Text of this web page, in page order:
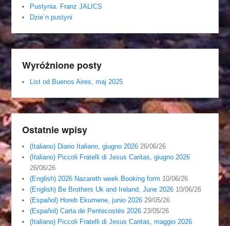
Pustynia. Franz JALICS
Dzie´n pustyni
Wyróżnione posty
List od Buenos Aires, maj 2025
Ostatnie wpisy
(Italiano) Diario Italiano, giugno 2026 26/06/26
(Italiano) Piccoli Fratelli di Jesus Caritas, giugno 2026
26/06/26
(English) 2026 Nazareth week Booking form 10/06/26
(English) Be Brothers Uk and Ireland, June 2026 10/06/26
(Español) Horeb Ekumene, junio 2026 29/05/26
(Español) Carta de Pentecostés 2026 23/05/26
(Italiano) Piccoli Fratelli di Jesus Caritas, maggio 2026